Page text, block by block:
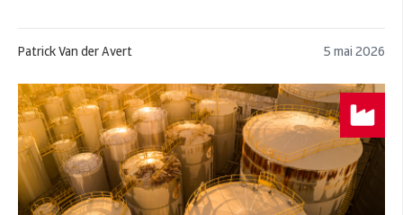
Patrick Van der Avert 5 mai 2026